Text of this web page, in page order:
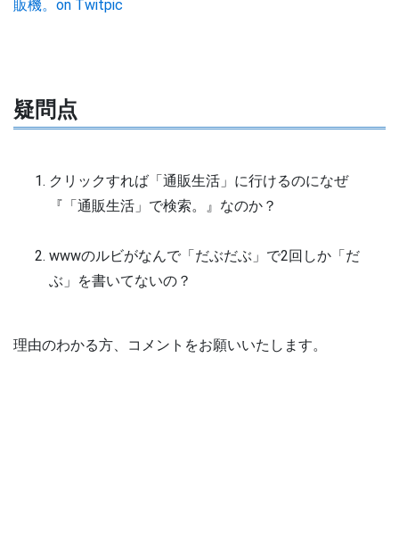
販機。on Twitpic
疑問点
クリックすれば「通販生活」に行けるのになぜ
『「通販生活」で検索。』なのか？
wwwのルビがなんで「だぶだぶ」で2回しか「だ
ぶ」を書いてないの？
理由のわかる方、コメントをお願いいたします。